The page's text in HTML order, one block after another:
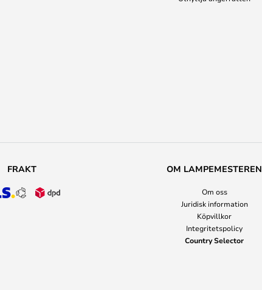
FRAKT OM LAMPEMESTEREN
Om oss
Juridisk information
Köpvillkor
Integritetspolicy
Country Selector